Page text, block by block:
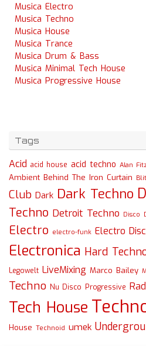
Musica Electro
Musica Techno
Musica House
Musica Trance
Musica Drum & Bass
Musica Minimal Tech House
Musica Progressive House
Tags
Acid acid house acid techno Alan
Ambient Behind The Iron Curtain
Club Dark Dark Techno
Techno Detroit Techno Disco
Electro electro-funk Electro
Electronica Hard
Legowelt LiveMixing Marco Bailey
Techno Nu Disco Progressive
Tech House
House Technoid umek